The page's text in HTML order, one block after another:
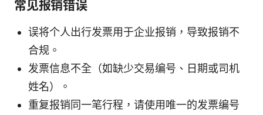
常见报销错误
误将个人出行发票用于企业报销，导致报销不
合规。
发票信息不全（如缺少交易编号、日期或司机
姓名）。
重复报销同一笔行程，请使用唯一的发票编号